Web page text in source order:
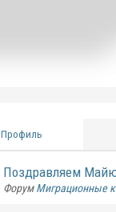
Профиль
Поздравляем
Форум Миграционные